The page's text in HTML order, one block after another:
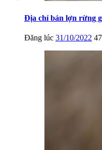
Địa chỉ bán lợn rừng
Đăng lúc 31/10/2022